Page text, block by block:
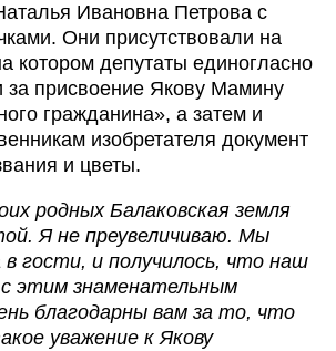
Ивановна Петрова с
Они присутствовали на
котором депутаты единогласно
за присвоение Якову Мамину
гражданина», а затем и
изобретателя документ
и цветы.
родных Балаковская земля
Я не преувеличиваю. Мы
в гости, и получилось, что наш
с этим знаменательным
благодарны вам за то, что
уважение к Якову